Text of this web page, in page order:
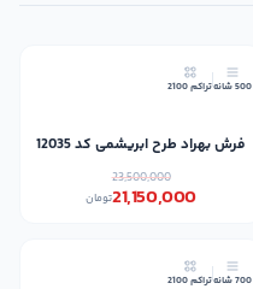
500 شانه تراکم 2100
فرش بهراد طرح ابریشمی کد 12035
23,500,000
21,150,000تومان
700 شانه تراکم 2100